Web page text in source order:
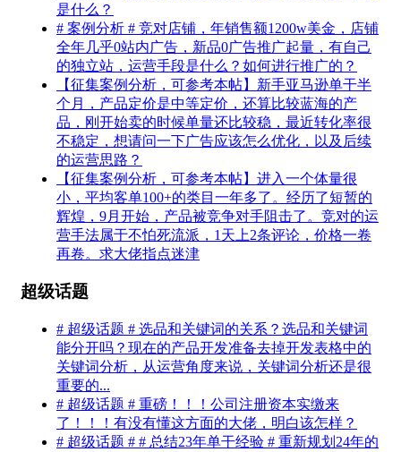
是什么？
# 案例分析 # 竞对店铺，年销售额1200w美金，店铺
全年几乎0站内广告，新品0广告推广起量，有自己
的独立站，运营手段是什么？如何进行推广的？
【征集案例分析，可参考本帖】新手亚马逊单干半
个月，产品定价是中等定价，还算比较蓝海的产
品，刚开始卖的时候单量还比较稳，最近转化率很
不稳定，想请问一下广告应该怎么优化，以及后续
的运营思路？
【征集案例分析，可参考本帖】进入一个体量很
小，平均客单100+的类目一年多了。经历了短暂的
辉煌，9月开始，产品被竞争对手阻击了。竞对的运
营手法属于不怕死流派，1天上2条评论，价格一卷
再卷。求大佬指点迷津
超级话题
# 超级话题 # 选品和关键词的关系？选品和关键词
能分开吗？现在的产品开发准备去掉开发表格中的
关键词分析，从运营角度来说，关键词分析还是很
重要的...
# 超级话题 # 重磅！！！公司注册资本实缴来
了！！！有没有懂这方面的大佬，明白该怎样？
# 超级话题 # # 总结23年单干经验 # 重新规划24年的